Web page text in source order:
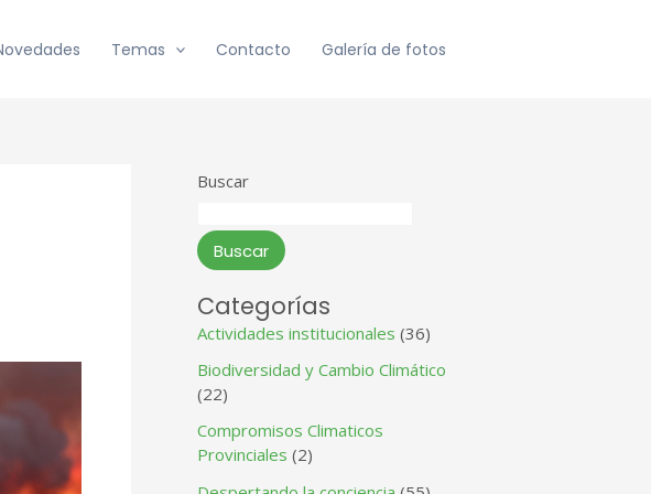
Temas Contacto Galería de fotos
Buscar
Buscar
Categorías
Actividades institucionales (36)
Biodiversidad y Cambio Climático
(22)
Compromisos Climaticos
Provinciales (2)